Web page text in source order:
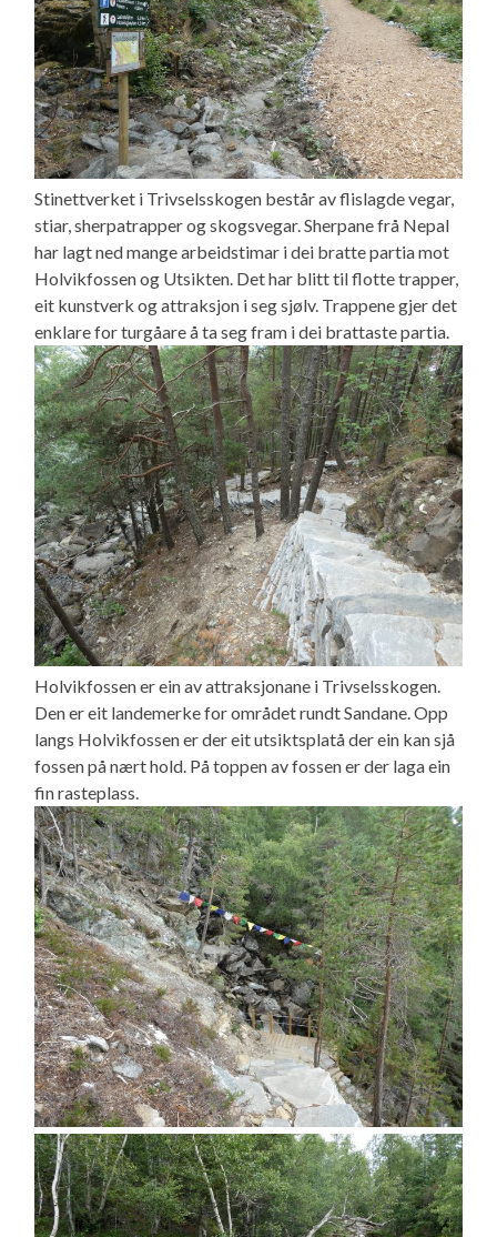
Stinettverket i Trivselsskogen består av flislagde vegar,
stiar, sherpatrapper og skogsvegar. Sherpane frå Nepal
har lagt ned mange arbeidstimar i dei bratte partia mot
Holvikfossen og Utsikten. Det har blitt til flotte trapper,
eit kunstverk og attraksjon i seg sjølv. Trappene gjer det
enklare for turgåare å ta seg fram i dei brattaste partia.
Holvikfossen er ein av attraksjonane i Trivselsskogen.
Den er eit landemerke for området rundt Sandane. Opp
langs Holvikfossen er der eit utsiktsplatå der ein kan sjå
fossen på nært hold. På toppen av fossen er der laga ein
fin rasteplass.